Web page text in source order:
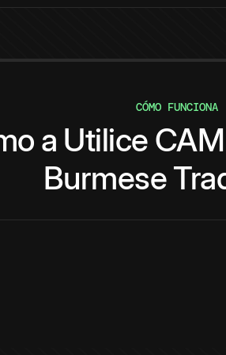
CÓMO FUNCIONA
a Utilice
Burmese